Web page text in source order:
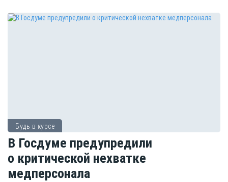
Будь в курсе
В Госдуме предупредили
о критической нехватке
медперсонала